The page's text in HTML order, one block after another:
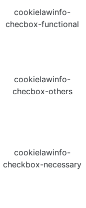
cookielawinfo-
checbox-functional
cookielawinfo-
checbox-others
cookielawinfo-
checkbox-necessary